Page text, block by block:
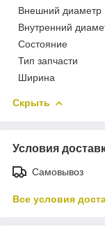
Внешний диаметр
Внутренний
Состояние
Тип запчасти
Ширина
Скрыть
Условия
Самовывоз
Все условия